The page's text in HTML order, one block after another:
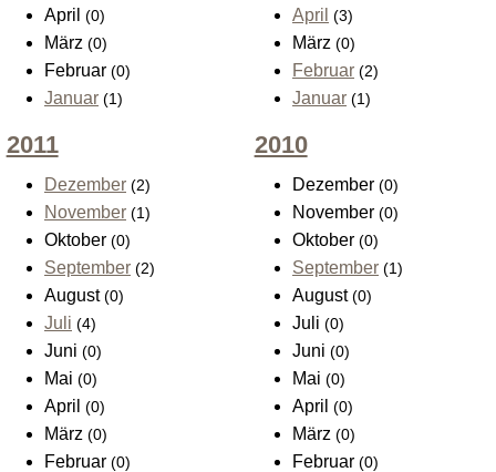
April (0)
März (0)
Februar (0)
Januar (1)
April (3)
März(0)
Februar (2)
Januar (1)
2011
Dezember (2)
November (1)
Oktober (0)
September (2)
August (0)
Juli (4)
Juni (0)
Mai (0)
April (0)
März (0)
Februar (0)
2010
Dezember(0)
November(0)
Oktober(0)
September (1)
August(0)
Juli(0)
Juni(0)
Mai(0)
April(0)
März(0)
Februar(0)